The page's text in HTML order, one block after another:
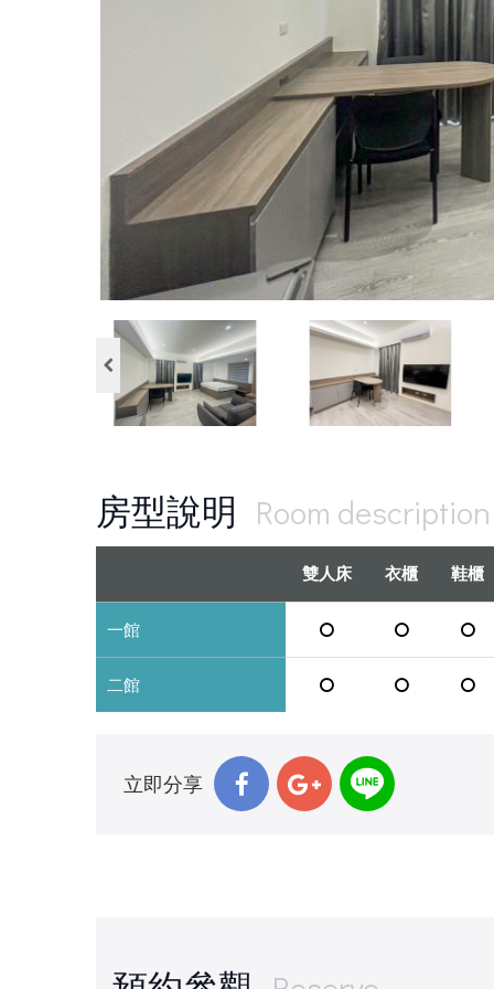
房型說明 Room description
一館
二館
雙人床 衣櫃 鞋櫃
立即分享